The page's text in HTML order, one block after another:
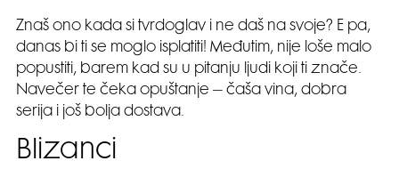
Znaš ono kada si tvrdoglav i ne daš na svoje? E pa,
danas bi ti se moglo isplatiti! Međutim, nije loše malo
popustiti, barem kad su u pitanju ljudi koji ti znače.
Navečer te čeka opuštanje – čaša vina, dobra
serija i još bolja dostava.
Blizanci